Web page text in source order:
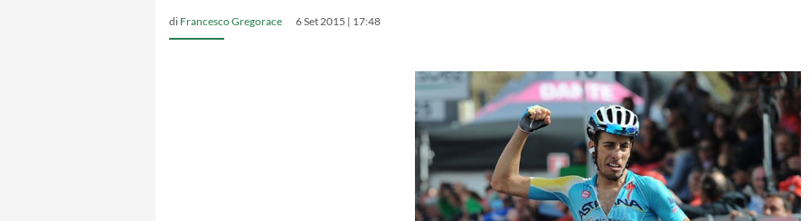
di Francesco Gregorace 6 Set 2015 | 17:48